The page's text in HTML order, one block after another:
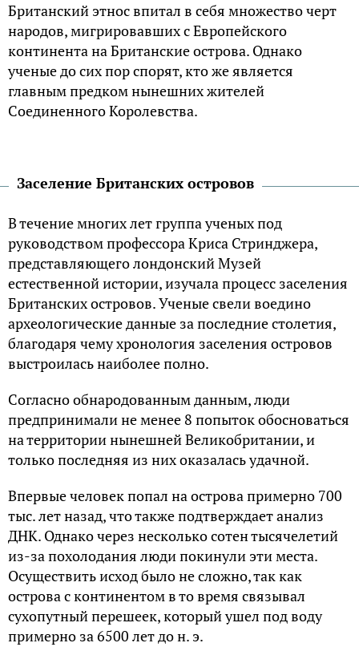
Британский этнос впитал в себя множество черт
народов, мигрировавших с Европейского
континента на Британские острова. Однако
ученые до сих пор спорят, кто же является
главным предком нынешних жителей
Соединенного Королевства.
Заселение Британских островов
В течение многих лет группа ученых под
руководством профессора Криса Стринджера,
представляющего лондонский Музей
естественной истории, изучала процесс заселения
Британских островов. Ученые свели воедино
археологические данные за последние столетия,
благодаря чему хронология заселения островов
выстроилась наиболее полно.
Согласно обнародованным данным, люди
предпринимали не менее 8 попыток обосноваться
на территории нынешней Великобритании, и
только последняя из них оказалась удачной.
Впервые человек попал на острова примерно 700
тыс. лет назад, что также подтверждает анализ
ДНК. Однако через несколько сотен тысячелетий
из-за похолодания люди покинули эти места.
Осуществить исход было не сложно, так как
острова с континентом в то время связывал
сухопутный перешеек, который ушел под воду
примерно за 6500 лет до н. э.